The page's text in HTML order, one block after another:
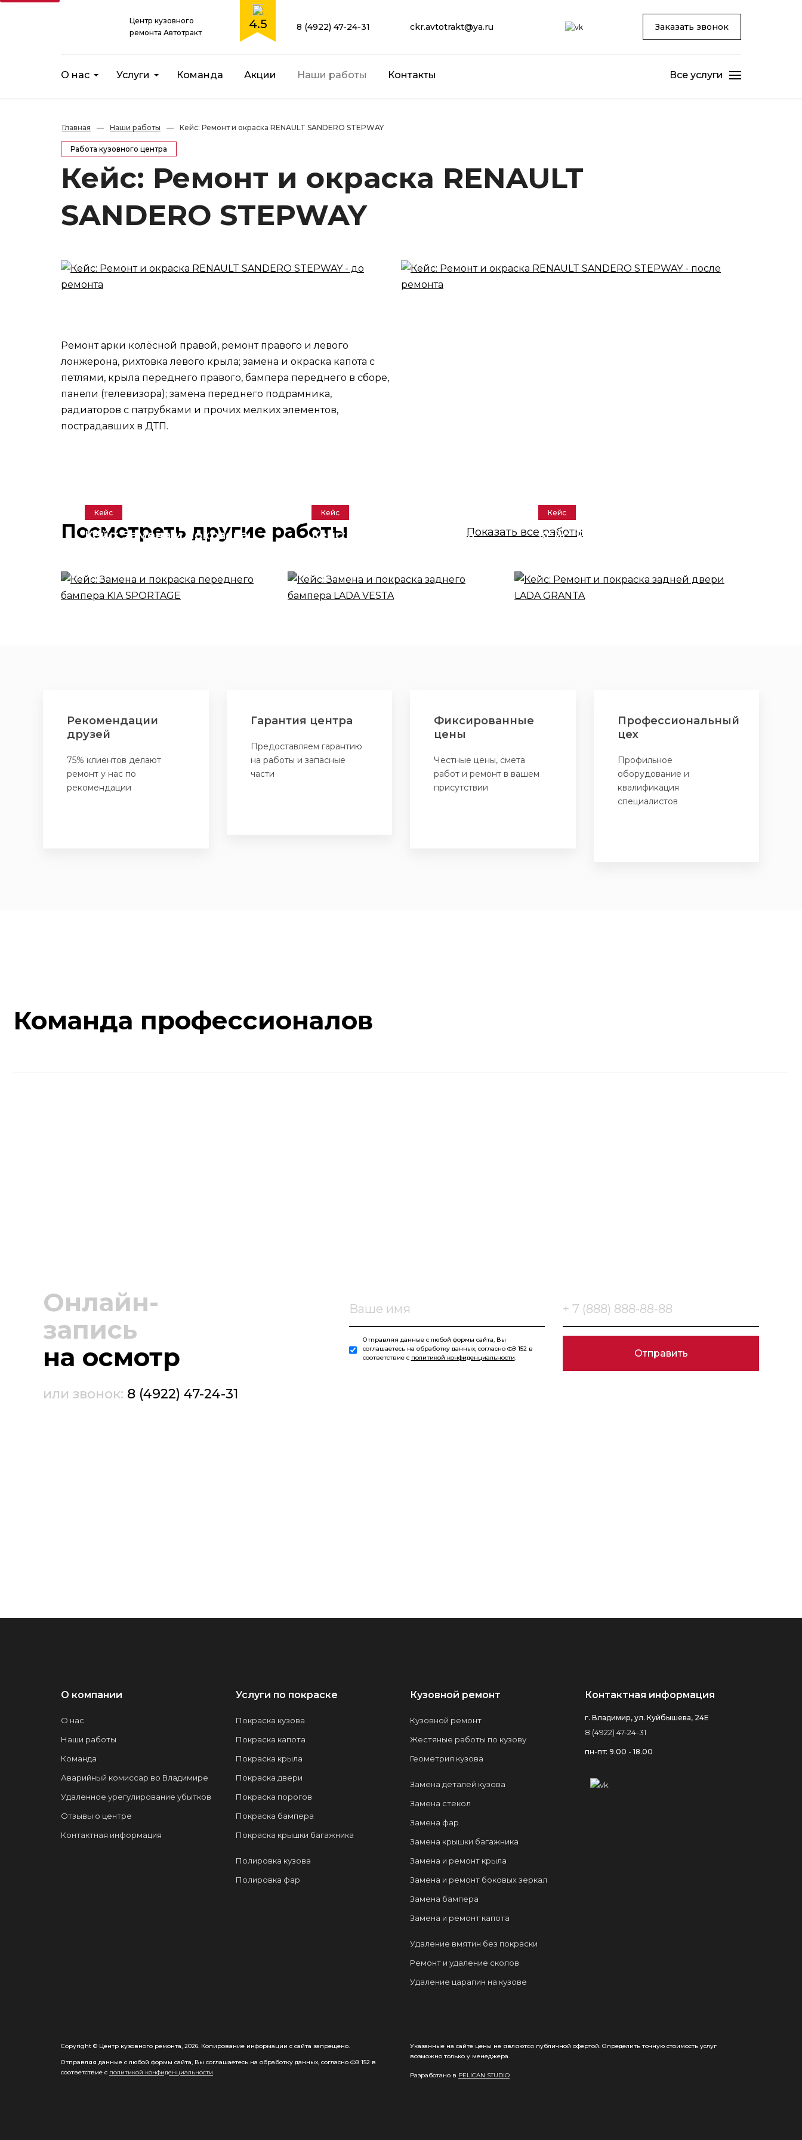
Центр кузовного
ремонта Автотракт
4.5 8 (4922) 47-24-31 ckr.avtotrakt@ya.ru Заказать звонок
О нас Услуги Команда Акции Наши работы Контакты Все услуги
Главная — Наши работы — Кейс: Ремонт и окраска RENAULT SANDERO STEPWAY
Работа кузовного центра
Кейс: Ремонт и окраска RENAULT
SANDERO STEPWAY
Ремонт арки колёсной правой, ремонт правого и левого
лонжерона, рихтовка левого крыла; замена и окраска капота с
петлями, крыла переднего правого, бампера переднего в сборе,
панели (телевизора); замена переднего подрамника,
радиаторов с патрубками и прочих мелких элементов,
пострадавших в ДТП.
Посмотреть другие работы Показать все работы
Кейс
Кейс: Замена и покраска
Кейс
Кейс: Замена и покраска
Кейс
Кейс: Ремонт и покраска
Рекомендации
друзей
75% клиентов делают
ремонт у нас по
рекомендации
Гарантия центра
Предоставляем гарантию
на работы и запасные
части
Фиксированные
цены
Честные цены, смета
работ и ремонт в вашем
присутствии
Профессиональный
цех
Профильное
оборудование и
квалификация
специалистов
Команда профессионалов
Онлайн-
запись
на осмотр
или звонок: 8 (4922) 47-24-31
Отправляя данные с любой формы сайта, Вы
соглашаетесь на обработку данных, согласно ФЗ 152 в
соответствие с политикой конфиденциальности.
О компании
О нас
Наши работы
Команда
Аварийный комиссар во Владимире
Удаленное урегулирование убытков
Отзывы о центре
Контактная информация
Услуги по покраске
Покраска кузова
Покраска капота
Покраска крыла
Покраска двери
Покраска порогов
Покраска бампера
Покраска крышки багажника
Полировка кузова
Полировка фар
Кузовной ремонт
Кузовной ремонт
Жестяные работы по кузову
Геометрия кузова
Замена деталей кузова
Замена стекол
Замена фар
Замена крышки багажника
Замена и ремонт крыла
Замена и ремонт боковых зеркал
Замена бампера
Замена и ремонт капота
Удаление вмятин без покраски
Ремонт и удаление сколов
Удаление царапин на кузове
Контактная информация
г. Владимир, ул. Куйбышева, 24Е
8 (4922) 47-24-31
пн-пт: 9.00 - 18.00
Copyright © Центр кузовного ремонта, 2026. Копирование информации с сайта запрещено.
Отправляя данные с любой формы сайта, Вы соглашаетесь на обработку данных, согласно ФЗ 152 в
соответствие с политикой конфиденциальности.
Указанные на сайте цены не являются публичной офертой. Определить точную стоимость услуг
возможно только у менеджера.
Разработано в PELICAN STUDIO